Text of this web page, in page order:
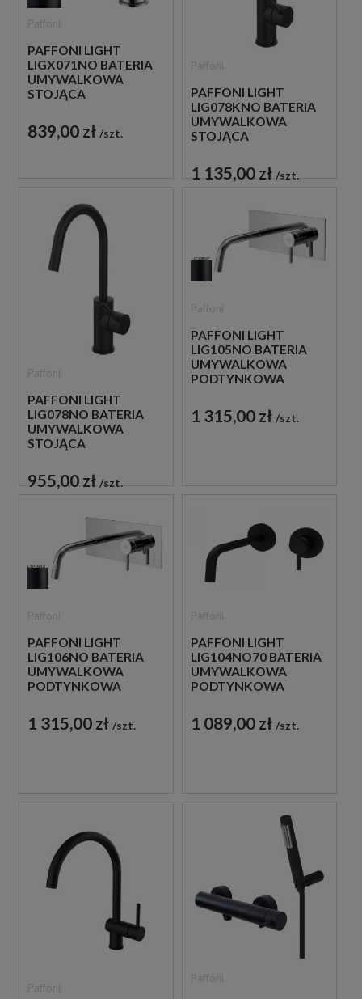
PAFFONI LIGHT
LIGX071NO BATERIA
UMYWALKOWA
STOJĄCA
CZARNA
839,00 zł szt.
PAFFONI LIGHT
LIG078KNO BATERIA
UMYWALKOWA
STOJĄCA
CZARNA
1 135,00 zł szt.
PAFFONI LIGHT
LIG078NO BATERIA
UMYWALKOWA
STOJĄCA
CZARNA
955,00 zł szt.
PAFFONI LIGHT
LIG105NO BATERIA
UMYWALKOWA
PODTYNKOWA
CZARNA
1 315,00 zł szt.
PAFFONI LIGHT
LIG106NO BATERIA
UMYWALKOWA
PODTYNKOWA
CZARNA
1 315,00 zł szt.
PAFFONI LIGHT
LIG104NO70 BATERIA
UMYWALKOWA
PODTYNKOWA
CZARNA
1 089,00 zł szt.